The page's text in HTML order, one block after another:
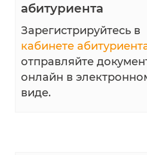
абитуриента
Зарегистрируйтесь в
кабинете
отправляйте
онлайн в
виде.